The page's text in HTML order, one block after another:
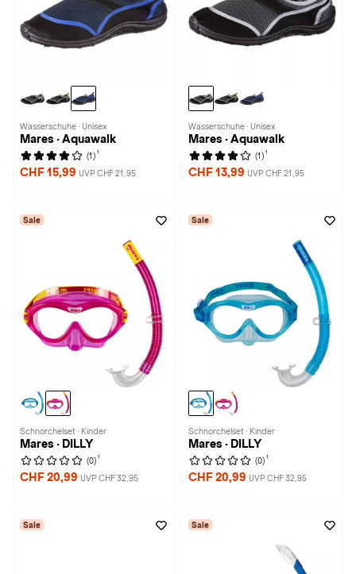
Wasserschuhe · Unisex
Mares · Aquawalk
(1) 1
CHF 15,99 UVP CHF 21,95
Wasserschuhe · Unisex
Mares · Aquawalk
(1) 1
CHF 13,99 UVP CHF 21,95
Sale
Schnorchelset · Kinder
Mares · DILLY
(0) 1
CHF 20,99 UVP CHF 32,95
Sale
Schnorchelset · Kinder
Mares · DILLY
(0) 1
CHF 20,99 UVP CHF 32,95
Sale Sale